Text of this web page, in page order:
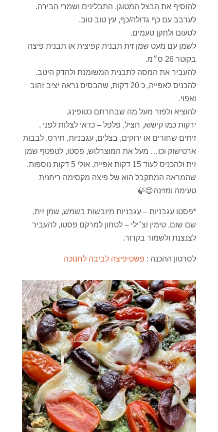
להוסיף את הבצל המטוגן, התבלינים ושמרי הבירה.
לערבב עם כף גדולה/כף, עץ טוב טוב.
לטעום ולתקן טעמים.
לשמן עם מעט שמן זית תבנית קפיצית או תבנית פיצה
בקוטר 26 ס״מ.
להעביר את המסה לתבנית המשומנת ולהדק היטב.
להכניס לאפייה, כ 20 דקות, שהבסיס נראה יציב זהוב
ואפוי.
להוציא ולפזר מעל מה שבחרתם כטופינג.
ירקות כמו קישוא, חציל, פלפל – כדאי לצלות לפני ,
זיתים שחורים או ירוקים, בצלים, עגבניות, תירס, לבבות
ארטישוק וכו… מעל את המוצרלוש, פסטו, לטפטף שמן
זית ולהכניס לעוד 15 דקות אפייה, אולי 5 דקות נוספות,
שהמראה המתקבל הוא של פיצה מקסימה ריחנית
טעימה ומזינה😊🍃
*פסטו עגבניות – עגבניות מיובשות בשמש, שמן זית,
שם שום, טימין וצ׳ילי – לטחון למרקם פסטו, להעביר
לצנצנת ולשמור בקרור.
לסרטון ההכנה : פשטיפיצה לביבה לחנוכה